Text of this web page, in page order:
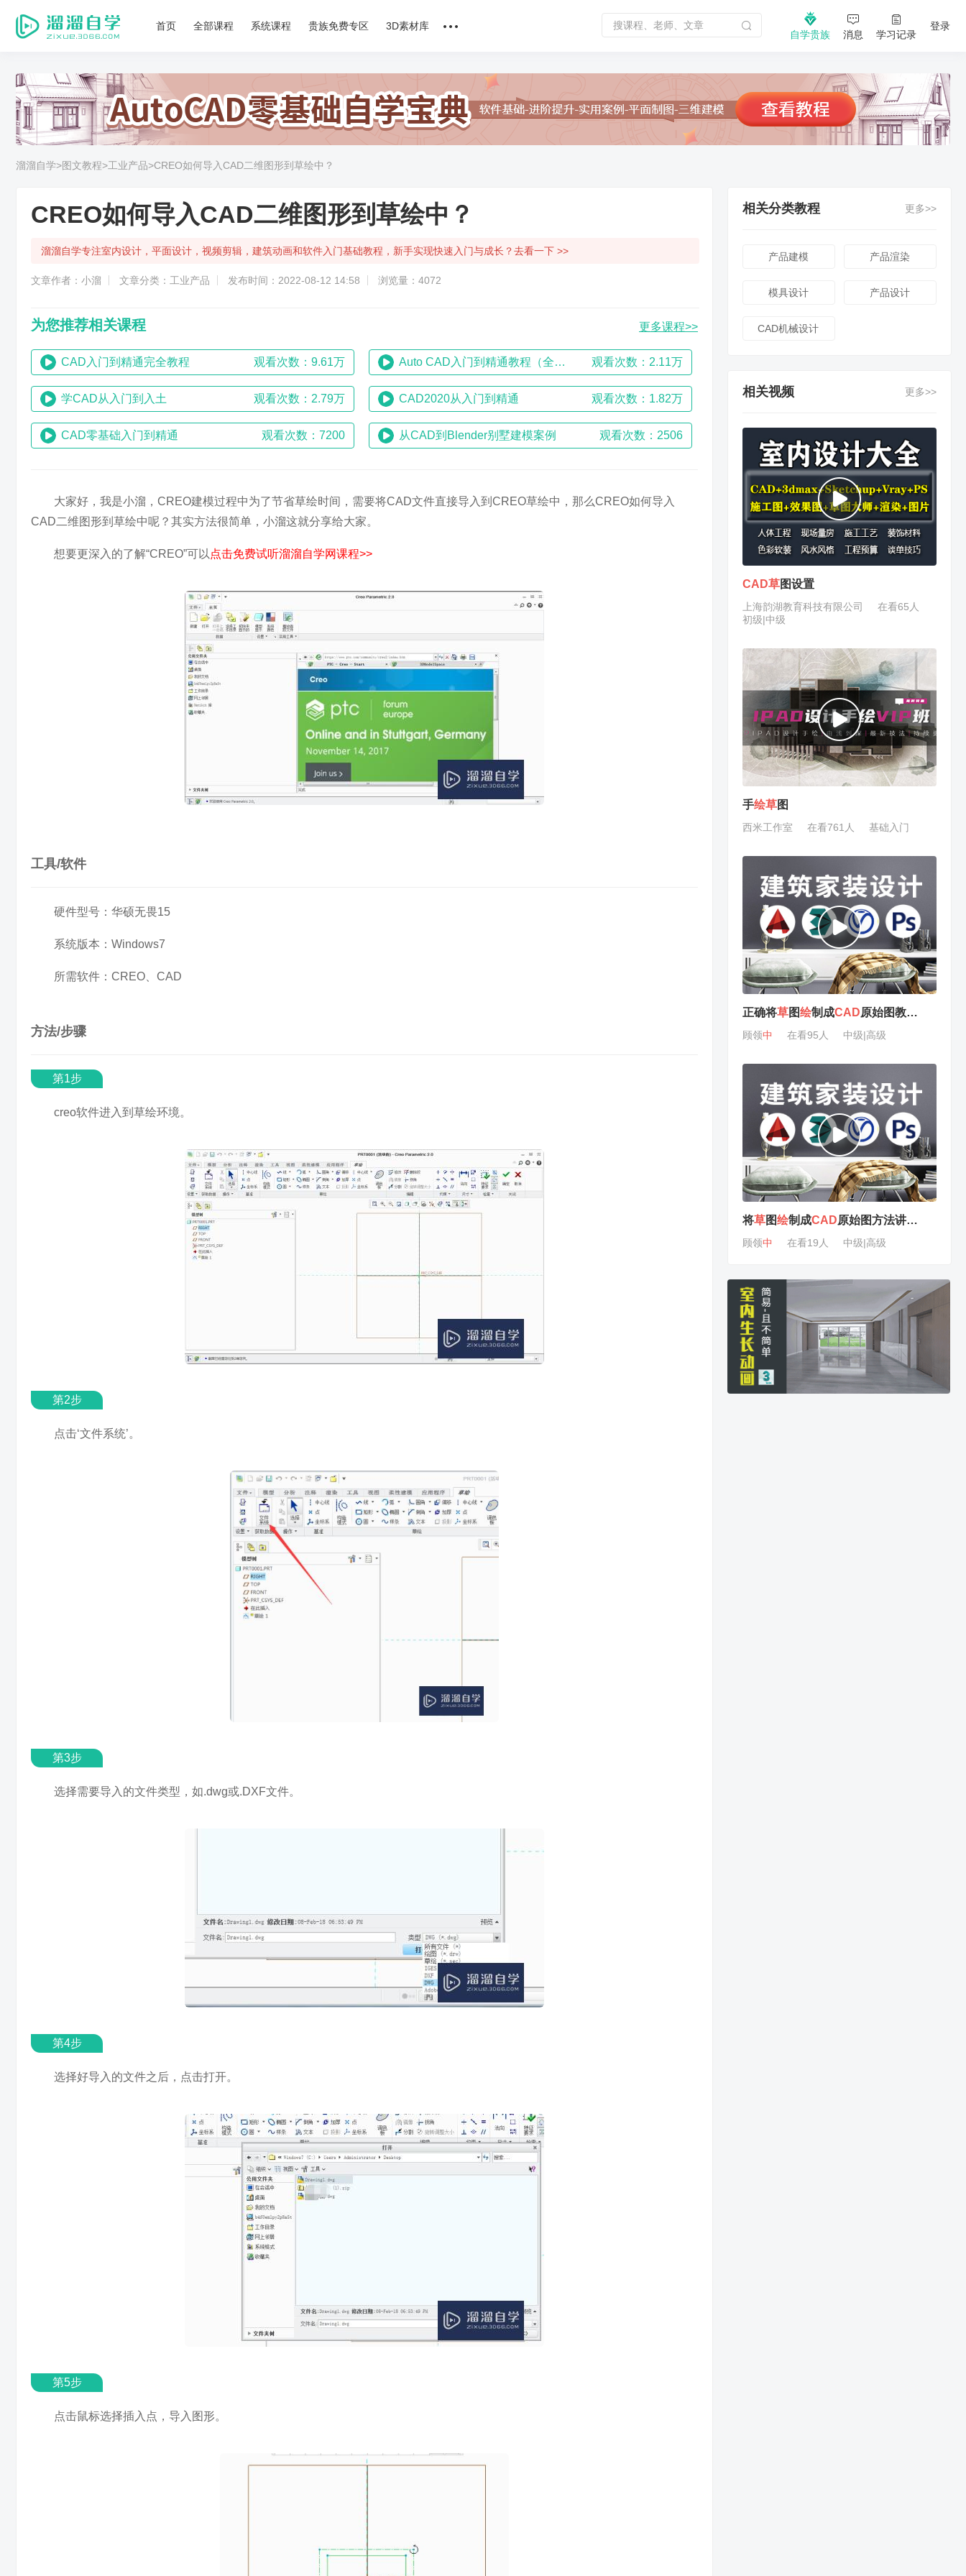
首页 全部课程 系统课程 贵族免费专区 3D素材库
课程文章
自学贵族 消息 学习记录
登录
溜溜自学>图文教程>工业产品>CREO如何导入CAD二维图形到草绘中？
CREO如何导入CAD二维图形到草绘中？
溜溜自学专注室内设计，平面设计，视频剪辑，建筑动画和软件入门基础教程，新手实现快速入门与成长？去看一下 >>
文章作者：小溜 文章分类：工业产品 发布时间：2022-08-12 14:58 浏览量：4072
为您推荐相关课程 更多课程>>
CAD入门到精通完全教程 观看次数：9.61万 Auto CAD入门到精通教程（全集） 观看次数：2.11万
学CAD从入门到入土 观看次数：2.79万 CAD2020从入门到精通 观看次数：1.82万
CAD零基础入门到精通 观看次数：7200 从CAD到Blender别墅建模案例 观看次数：2506
大家好，我是小溜，CREO建模过程中为了节省草绘时间，需要将CAD文件直接导入到CREO草绘中，那么CREO如何导入
CAD二维图形到草绘中呢？其实方法很简单，小溜这就分享给大家。
想要更深入的了解“CREO”可以 点击免费试听溜溜自学网课程>>
工具/软件
硬件型号：华硕无畏15
系统版本：Windows7
所需软件：CREO、CAD
方法/步骤
第1步
creo软件进入到草绘环境。
第2步
点击‘文件系统’。
第3步
选择需要导入的文件类型，如.dwg或.DXF文件。
第4步
选择好导入的文件之后，点击打开。
第5步
点击鼠标选择插入点，导入图形。
相关分类教程 更多>>
产品建模 产品渲染
模具设计 产品设计
CAD机械设计
相关视频 更多>>
CAD草图设置
上海韵湖教育科技有限公司
在看65人
初级|中级
手绘草图
西米工作室 在看761人 基础入门
正确将草图绘制成CAD原始图教程（
顾领中 在看95人 中级|高级
将草图绘制成CAD原始图方法讲解（
顾领中 在看19人 中级|高级